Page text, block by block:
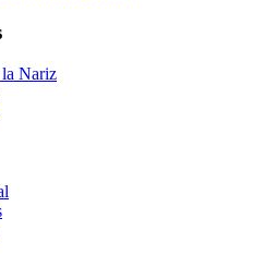
la Nariz